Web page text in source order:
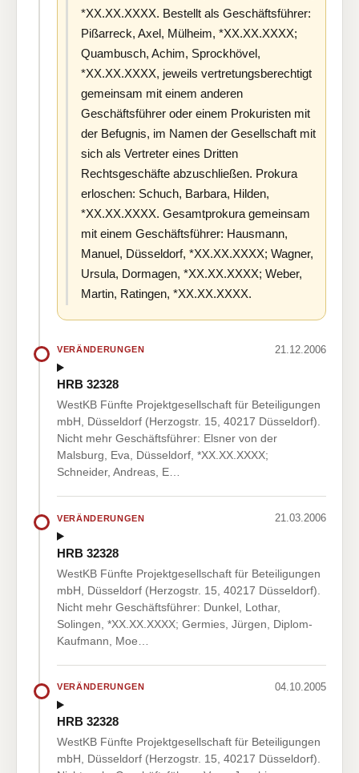
*XX.XX.XXXX. Bestellt als Geschäftsführer:
Pißarreck, Axel, Mülheim, *XX.XX.XXXX;
Quambusch, Achim, Sprockhövel,
*XX.XX.XXXX, jeweils vertretungsberechtigt
gemeinsam mit einem anderen
Geschäftsführer oder einem Prokuristen mit
der Befugnis, im Namen der Gesellschaft mit
sich als Vertreter eines Dritten
Rechtsgeschäfte abzuschließen. Prokura
erloschen: Schuch, Barbara, Hilden,
*XX.XX.XXXX. Gesamtprokura gemeinsam
mit einem Geschäftsführer: Hausmann,
Manuel, Düsseldorf, *XX.XX.XXXX; Wagner,
Ursula, Dormagen, *XX.XX.XXXX; Weber,
Martin, Ratingen, *XX.XX.XXXX.
VERÄNDERUNGEN 21.12.2006
HRB 32328
WestKB Fünfte Projektgesellschaft für Beteiligungen
mbH, Düsseldorf (Herzogstr. 15, 40217 Düsseldorf).
Nicht mehr Geschäftsführer: Elsner von der
Malsburg, Eva, Düsseldorf, *XX.XX.XXXX;
Schneider, Andreas, E…
VERÄNDERUNGEN 21.03.2006
HRB 32328
WestKB Fünfte Projektgesellschaft für Beteiligungen
mbH, Düsseldorf (Herzogstr. 15, 40217 Düsseldorf).
Nicht mehr Geschäftsführer: Dunkel, Lothar,
Solingen, *XX.XX.XXXX; Germies, Jürgen, Diplom-
Kaufmann, Moe…
VERÄNDERUNGEN 04.10.2005
HRB 32328
WestKB Fünfte Projektgesellschaft für Beteiligungen
mbH, Düsseldorf (Herzogstr. 15, 40217 Düsseldorf).